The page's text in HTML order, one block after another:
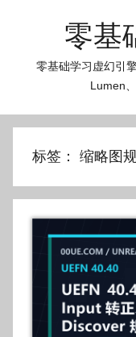
零基
零基础学习虚幻引
Lumen
标签： 缩略图